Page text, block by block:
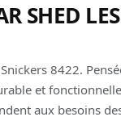
SHED
8422.
et
aux besoins